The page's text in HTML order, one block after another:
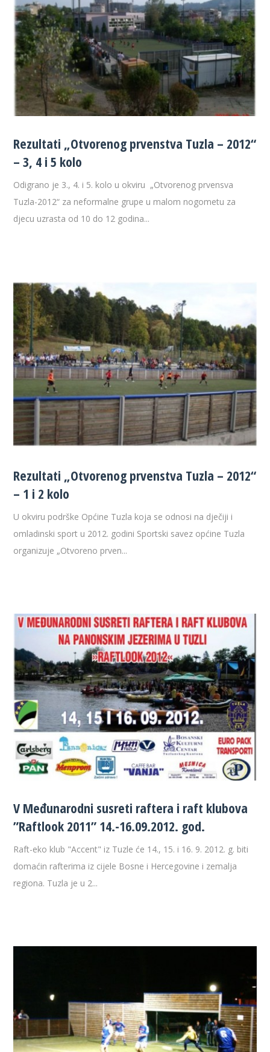
Rezultati „Otvorenog prvenstva Tuzla – 2012“
– 3, 4 i 5 kolo
Odigrano je 3., 4. i 5. kolo u okviru „Otvorenog prvensva
Tuzla-2012“ za neformalne grupe u malom nogometu za
djecu uzrasta od 10 do 12 godina...
Rezultati „Otvorenog prvenstva Tuzla – 2012“
– 1 i 2 kolo
U okviru podrške Općine Tuzla koja se odnosi na dječiji i
omladinski sport u 2012. godini Sportski savez općine Tuzla
organizuje „Otvoreno prven...
V Međunarodni susreti raftera i raft klubova
”Raftlook 2011” 14.-16.09.2012. god.
Raft-eko klub "Accent" iz Tuzle će 14., 15. i 16. 9. 2012. g. biti
domaćin rafterima iz cijele Bosne i Hercegovine i zemalja
regiona. Tuzla je u 2...